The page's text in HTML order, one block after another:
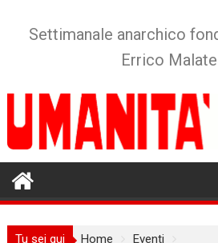
Settimanale anarchico
Errico
Tu sei qui Home
Eventi